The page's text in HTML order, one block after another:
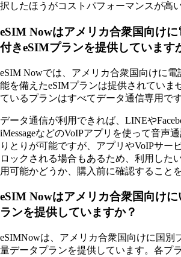
択したほうがコストパフォーマンスが高
eSIM Nowはアメリカ合衆国向け
付きeSIMプランを提供しています
eSIM Nowでは、アメリカ合衆国向けに電
能を備えたeSIMプランは提供されていま
ているプランはすべてデータ通信専用です
データ通信が利用できれば、LINEや
iMessageなどのVoIPアプリを使って音声
りとりが可能ですが、アプリやVoIPサー
ロックされる場合もあるため、利用した
用可能かどうか、購入前に確認すること
eSIM Nowはアメリカ合衆国向け
ランを提供していますか？
eSIMNowは、アメリカ合衆国向けに国別
量データプランを提供しています。各プ